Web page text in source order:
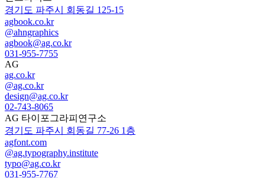
경기도 파주시 회동길 125-15
agbook.co.kr
@ahngraphics
agbook@ag.co.kr
031-955-7755
AG
ag.co.kr
@ag.co.kr
design@ag.co.kr
02-743-8065
AG 타이포그라피연구소
경기도 파주시 회동길 77-26 1층
agfont.com
@ag.typography.institute
typo@ag.co.kr
031-955-7767